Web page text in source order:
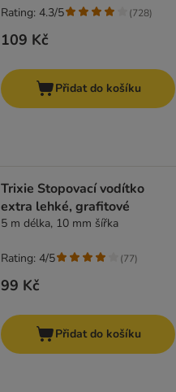
109 Kč
Rating: 4.3/5 (728)
Přidat do košíku
Trixie Stopovací vodítko
extra lehké, grafitové
5 m délka, 10 mm šířka
99 Kč
Rating: 4/5 (77)
Přidat do košíku